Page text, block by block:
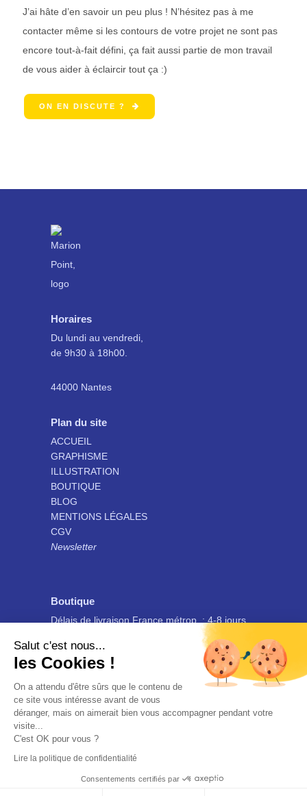
J’ai hâte d’en savoir un peu plus ! N’hésitez pas à me
contacter même si les contours de votre projet ne sont pas
encore tout-à-fait défini, ça fait aussi partie de mon travail
de vous aider à éclaircir tout ça :)
ON EN DISCUTE ?
Horaires
Du lundi au vendredi,
de 9h30 à 18h00.
44000 Nantes
Plan du site
ACCUEIL
GRAPHISME
ILLUSTRATION
BOUTIQUE
BLOG
MENTIONS LÉGALES
CGV
Newsletter
Boutique
Délais de livraison France métrop. : 4-8 jours
Ces délais sont indicatifs et non-contractuels, pour plus
d’informations consulter les
Salut c'est nous...
les Cookies !
On a attendu d'être sûrs que le contenu de
ce site vous intéresse avant de vous
déranger, mais on aimerait bien vous accompagner pendant votre
visite...
C'est OK pour vous ?
Lire la politique de confidentialité
Consentements certifiés par